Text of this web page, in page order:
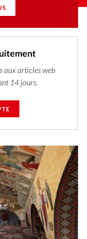
aux articles web
14 jours.